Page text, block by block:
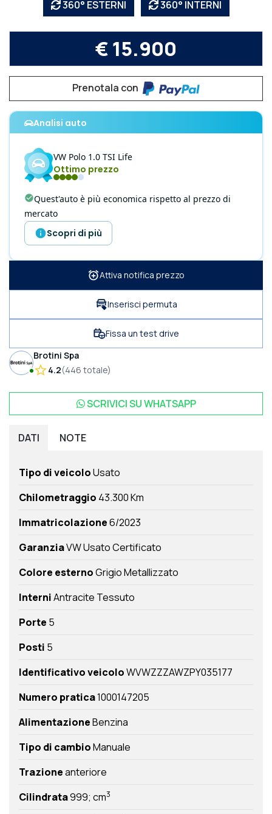
360° ESTERNI
360° INTERNI
€ 15.900
Prenotala con
Analisi auto
VW Polo 1.0 TSI Life
Ottimo prezzo
Quest'auto è più economica rispetto al prezzo di
mercato
Scopri di più
Attiva notifica prezzo
Inserisci permuta
Fissa un test drive
Brotini Spa
4.2(446 totale)
SCRIVICI SUWHATSAPP
DATI NOTE
Tipo di veicoloUsato
Chilometraggio 43.300 Km
Immatricolazione6/2023
GaranziaVW Usato Certificato
Colore esternoGrigio Metallizzato
InterniAntracite Tessuto
Porte 5
Posti 5
Identificativo veicoloWVWZZZAWZPY035177
Numero pratica1000147205
AlimentazioneBenzina
Tipo di cambioManuale
Trazioneanteriore
Cilindrata999; cm3